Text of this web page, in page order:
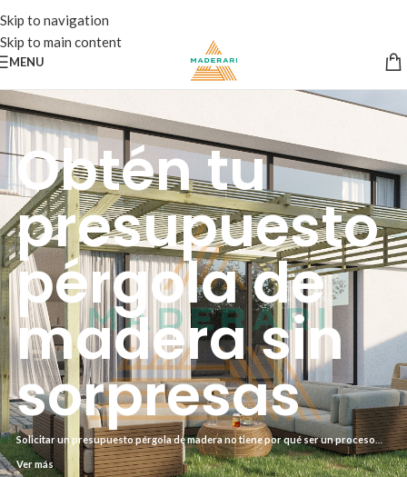
Skip to navigation
Skip to main content
MENU
Obtén tu
presupuesto
pérgola de
madera sin
sorpresas
Solicitar un presupuesto pérgola de madera no tiene por qué ser un proceso
lleno de incertidumbre. En nuestro servicio, te ofrecemos un desglose claro de
cada partida, desde los materiales hasta la instalación, para que sepas
Ver más